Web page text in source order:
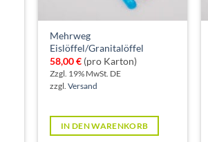
Mehrweg
Eislöffel/Granitalöffel
58,00€ (pro Karton)
Zzgl. 19% MwSt. DE
zzgl.Versand
IN DEN WARENKORB